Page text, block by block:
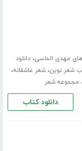
،دانلود
شعر نوین،شعر عاشقانه،
، مجموعه شعر
دانلود کتاب